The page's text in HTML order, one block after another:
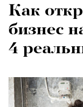
Как
бизнес
4